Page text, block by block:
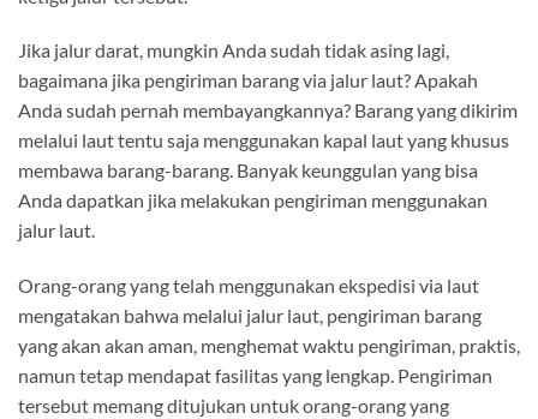
Jika jalur darat, mungkin Anda sudah tidak asing lagi,
bagaimana jika pengiriman barang via jalur laut? Apakah
Anda sudah pernah membayangkannya? Barang yang dikirim
melalui laut tentu saja menggunakan kapal laut yang khusus
membawa barang-barang. Banyak keunggulan yang bisa
Anda dapatkan jika melakukan pengiriman menggunakan
jalur laut.
Orang-orang yang telah menggunakan ekspedisi via laut
mengatakan bahwa melalui jalur laut, pengiriman barang
yang akan akan aman, menghemat waktu pengiriman, praktis,
namun tetap mendapat fasilitas yang lengkap. Pengiriman
tersebut memang ditujukan untuk orang-orang yang